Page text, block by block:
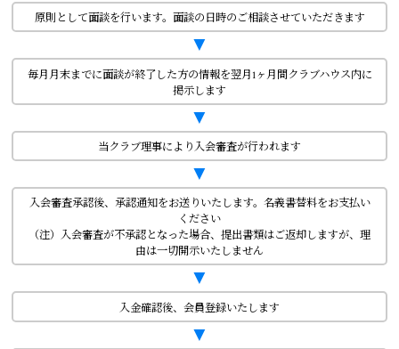
原則として面談を行います。面談の日時のご相談させていただきます
▼
毎月月末までに面談が終了した方の情報を翌月1ヶ月間クラブハウス内に
掲示します
▼
当クラブ理事により入会審査が行われます
▼
入会審査承認後、承認通知をお送りいたします。名義書替料をお支払い
ください
（注）入会審査が不承認となった場合、提出書類はご返却しますが、理
由は一切開示いたしません
▼
入金確認後、会員登録いたします
▼